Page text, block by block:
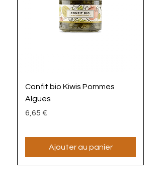
Confit bio Kiwis Pommes
Algues
Prix
6,65 €
Ajouter au panier